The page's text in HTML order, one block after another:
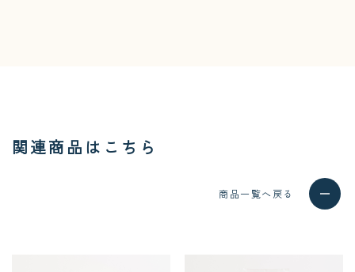
関連商品はこちら
商品一覧へ戻る